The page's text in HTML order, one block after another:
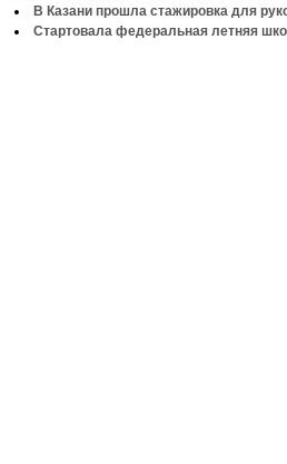
В Казани прошла стажировка для
Стартовала федеральная летняя